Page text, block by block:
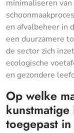
minimaliseren
en afvalbeheer in
een duurzamere
de sector zich
ecologische
en gezondere
Op welke
toegepast